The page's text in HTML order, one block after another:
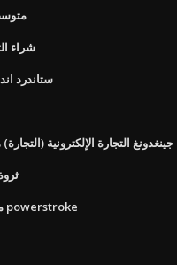
شراء
ستاندرد
جينغدونغ التجارة الإلكترونية
2020 ثروة 500
ما النفط هو الأفضل ل 6.4 powerstroke